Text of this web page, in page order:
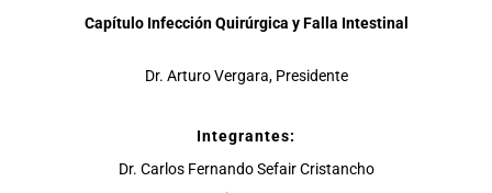
Capítulo Infección Quirúrgica y Falla Intestinal
Dr. Arturo Vergara, Presidente
Integrantes:
Dr. Carlos Fernando Sefair Cristancho